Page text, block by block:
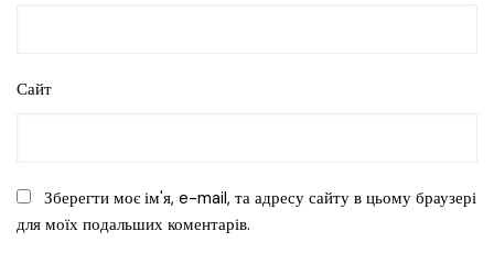
Сайт
Зберегти моє ім'я, e-mail, та адресу сайту в цьому браузері
для моїх подальших коментарів.